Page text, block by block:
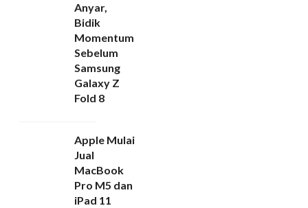
Anyar,
Bidik
Momentum
Sebelum
Samsung
Galaxy Z
Fold 8
Apple Mulai
Jual
MacBook
Pro M5 dan
iPad 11